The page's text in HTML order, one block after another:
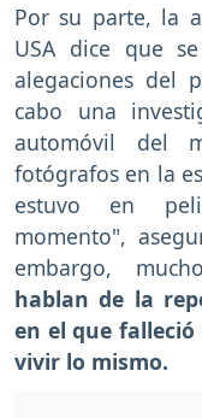
Por su parte, la
USA dice que
alegaciones del
cabo una
automóvil del
fotógrafos en la
estuvo en
momento",
embargo,
hablan de la
en el que
vivir lo mismo.